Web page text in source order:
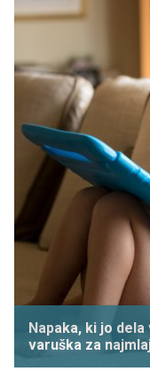
Napaka, ki jo
varuška za